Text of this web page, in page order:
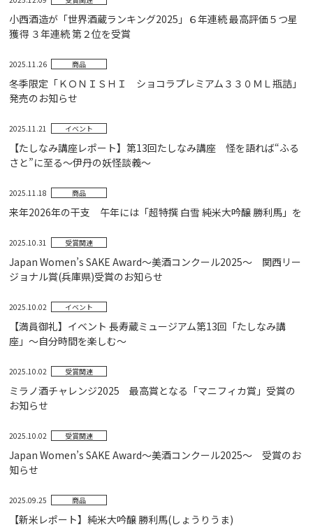
小西酒造が「世界酒蔵ランキング2025」６年連続 最高評価５つ星
獲得 ３年連続 第２位を受賞
2025.11.26 商品
冬季限定「ＫＯＮＩＳＨＩ ショコラプレミアム３３０ＭＬ瓶詰」
発売のお知らせ
2025.11.21 イベント
【たしなみ講座レポート】第13回たしなみ講座 怪を語れば“ふる
さと”に至る～伊丹の妖怪談義～
2025.11.18 商品
来年2026年の干支 午年には「超特撰 白雪 純米大吟醸 勝利馬」を
2025.10.31 受賞関連
Japan Women’s SAKE Award～美酒コンクール2025～ 関西リー
ジョナル賞(兵庫県)受賞のお知らせ
2025.10.02 イベント
【満員御礼】イベント 長寿蔵ミュージアム第13回「たしなみ講
座」～自分時間を楽しむ～
2025.10.02 受賞関連
ミラノ酒チャレンジ2025 最高賞となる「マニフィカ賞」受賞の
お知らせ
2025.10.02 受賞関連
Japan Women’s SAKE Award～美酒コンクール2025～ 受賞のお
知らせ
2025.09.25 商品
【新米レポート】純米大吟醸 勝利馬(しょうりうま)